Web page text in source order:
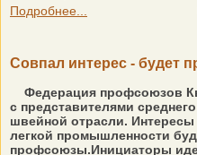
Подробнее...
Совпал интерес - будет
Федерация профсоюзов
с представителями
швейной отрасли.
легкой промышленности
профсоюзы.Инициаторы